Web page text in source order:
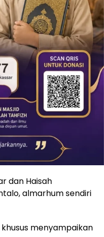
dan Haisah
almarhum sendiri
menyampaikan